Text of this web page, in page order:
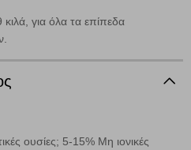
για όλα τα επίπεδα
ουσίες; 5-15% Μη ιονικές
που υποδεικνύουν την
μικρά αρχεία κειμένου τα οποία,
εγκαθίστανται στον υπολογιστή
προτιμήσεις σας. Η κατηγορία των
Έχετε τη δυνατότητα να
κάνοντας κλικ στο σχετικό κουμπί
σχετικά. Ωστόσο θα πρέπει να